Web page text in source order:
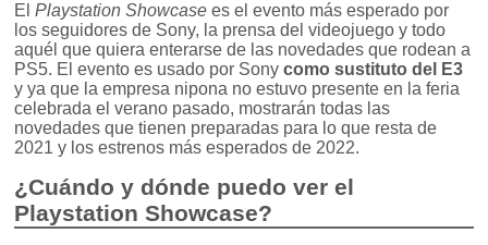
ElPlaystation Showcase es el evento más esperado por
los seguidores de Sony, la prensa del videojuego y todo
aquél que quiera enterarse de las novedades que rodean a
PS5. El evento es usado por Sonycomo sustituto del E3
y ya que la empresa nipona no estuvo presente en la feria
celebrada el verano pasado, mostrarán todas las
novedades que tienen preparadas para lo que resta de
2021 y los estrenos más esperados de 2022.
¿Cuándo y dónde puedo ver el
Playstation Showcase?